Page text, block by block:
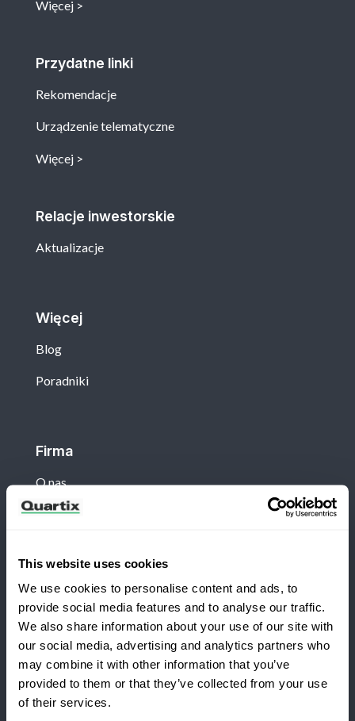
This website uses cookies
We use cookies to personalise content and ads, to
provide social media features and to analyse our traffic.
We also share information about your use of our site with
our social media, advertising and analytics partners who
may combine it with other information that you’ve
provided to them or that they’ve collected from your use
of their services.
Więcej
Przydatne linki
Rekomendacje
Urządzenie telematyczne
Więcej
Relacje inwestorskie
Aktualizacje
Więcej
Blog
Poradniki
Firma
O nas
Zaloguj się
Nowości
Poleć Quartix innym
Warunki i postanowienia